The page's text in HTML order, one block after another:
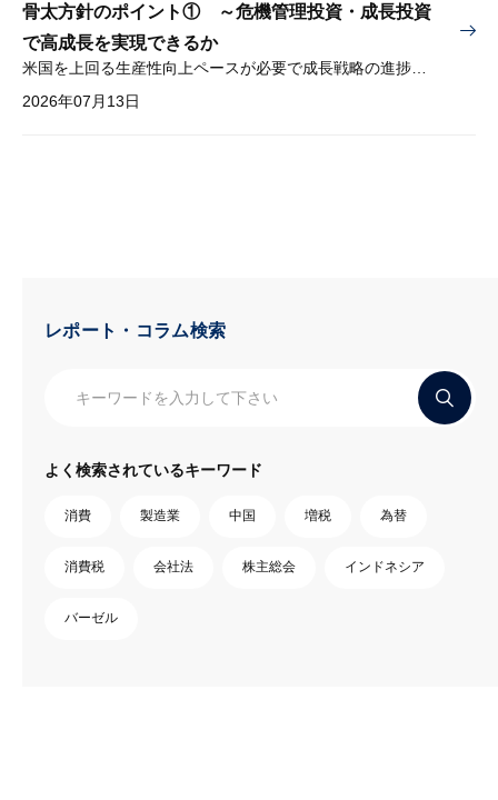
骨太方針のポイント① ～危機管理投資・成長投資
で高成長を実現できるか
米国を上回る生産性向上ペースが必要で成長戦略の進捗管理も課題
2026年07月13日
レポート・コラム検索
よく検索されているキーワード
消費 製造業 中国 増税 為替
消費税 会社法 株主総会 インドネシア
バーゼル